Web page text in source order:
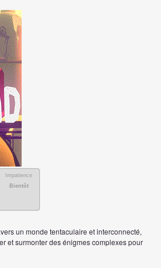
Impatience
Bientôt
un monde tentaculaire et interconnecté,
et surmonter des énigmes complexes pour